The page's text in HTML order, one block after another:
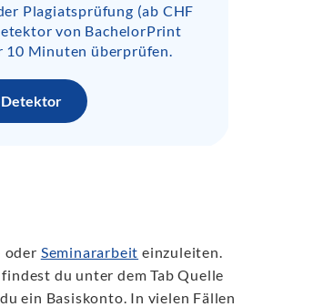
Plagiatsprüfung (ab CHF
von BachelorPrint
10 Minuten überprüfen.
Detektor
oder Seminararbeit einzuleiten.
du unter dem Tab Quelle
ein Basiskonto. In vielen Fällen